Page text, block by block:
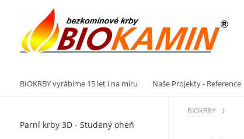
BIOKRBY vyrábíme 15 let i na míru Naše Projekty - Reference
Parní krby 3D - Studený oheň
BIOKRBY